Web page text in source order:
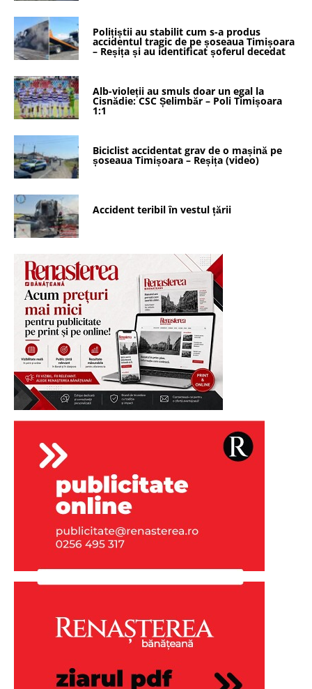
Polițiștii au stabilit cum s-a produs
accidentul tragic de pe șoseaua Timișoara
– Reșița și au identificat șoferul decedat
Alb-violeții au smuls doar un egal la
Cisnădie: CSC Șelimbăr – Poli Timișoara
1:1
Biciclist accidentat grav de o mașină pe
șoseaua Timișoara – Reșița (video)
Accident teribil în vestul țării